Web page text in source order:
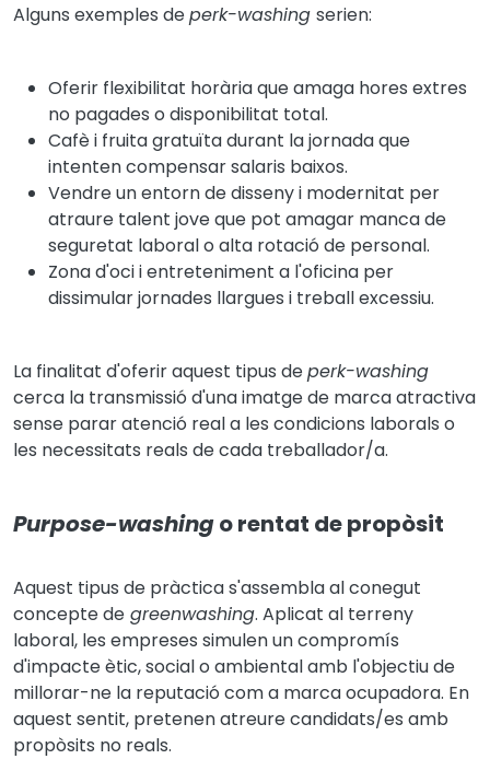
Alguns exemples deperk-washing serien:
Oferir flexibilitat horària que amaga hores extres
no pagades o disponibilitat total.
Cafè i fruita gratuïta durant la jornada que
intenten compensar salaris baixos.
Vendre un entorn de disseny i modernitat per
atraure talent jove que pot amagar manca de
seguretat laboral o alta rotació de personal.
Zona d'oci i entreteniment a l'oficina per
dissimular jornades llargues i treball excessiu.
La finalitat d'oferir aquest tipus deperk-washing
cerca la transmissió d'una imatge de marca atractiva
sense parar atenció real a les condicions laborals o
les necessitats reals de cada treballador/a.
Purpose-washingo rentat de propòsit
Aquest tipus de pràctica s'assembla al conegut
concepte de greenwashing. Aplicat al terreny
laboral, les empreses simulen un compromís
d'impacte ètic, social o ambiental amb l'objectiu de
millorar-ne la reputació com a marca ocupadora. En
aquest sentit, pretenen atreure candidats/es amb
propòsits no reals.